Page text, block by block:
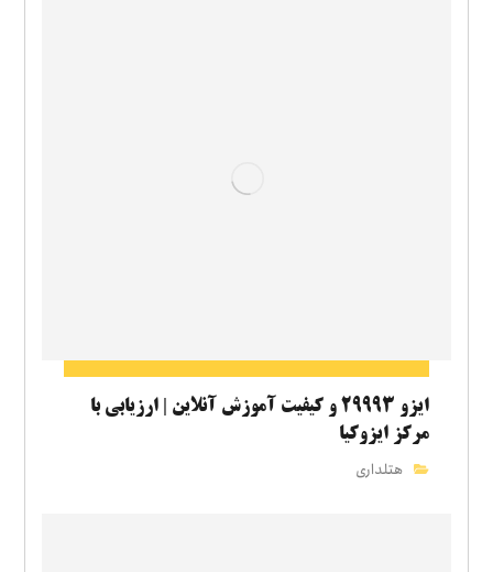
ایزو ۲۹۹۹۳ و کیفیت آموزش آنلاین | ارزیابی با
مرکز ایزوکیا
هتلداری